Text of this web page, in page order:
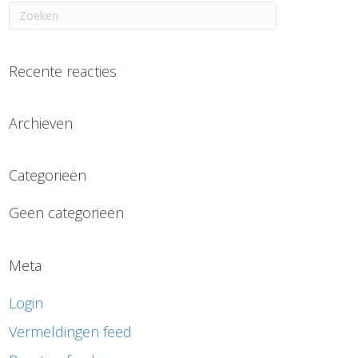
Recente reacties
Archieven
Categorieën
Geen categorieën
Meta
Login
Vermeldingen feed